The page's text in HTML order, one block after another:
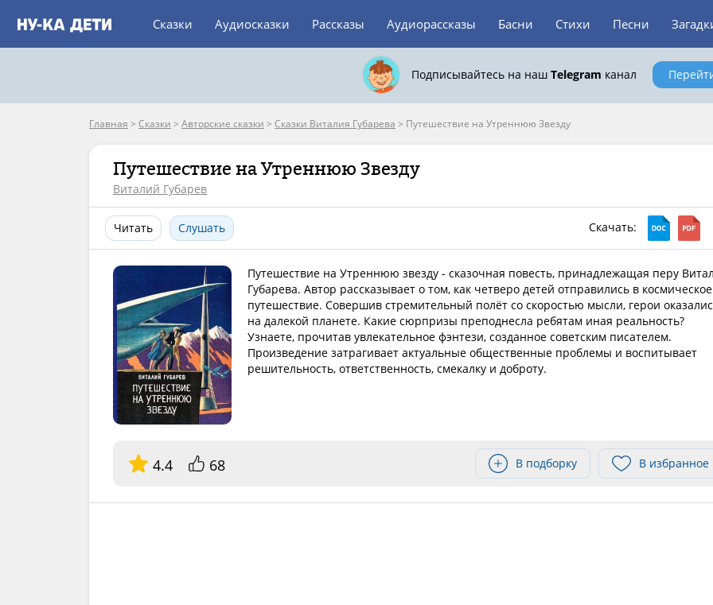
Сказки Аудиосказки Рассказы Аудиорассказы Басни Стихи Песни
Подписывайтесь на наш Telegram канал
Главная > Сказки > Авторские сказки > Сказки Виталия Губарева > Путешествие на Утреннюю Звезду
Путешествие на Утреннюю Звезду
Виталий Губарев
Читать Слушать Скачать:
Путешествие на Утреннюю звезду - сказочная повесть, принадлежащая перу
Губарева. Автор рассказывает о том, как четверо детей отправились в космическое
путешествие. Совершив стремительный полёт со скоростью мысли, герои
на далекой планете. Какие сюрпризы преподнесла ребятам иная реальность?
Узнаете, прочитав увлекательное фэнтези, созданное советским писателем.
Произведение затрагивает актуальные общественные проблемы и воспитывает
решительность, ответственность, смекалку и доброту.
4.4 68 В подборку В избранное